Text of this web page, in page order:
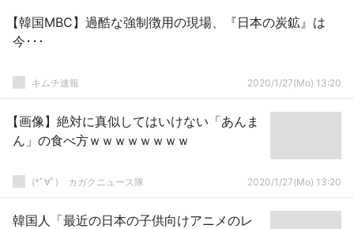
【韓国MBC】過酷な強制徴用の現場、『日本の炭鉱』は
今･･･
キムチ速報 2020/1/27(Mo) 13:20
【画像】絶対に真似してはいけない「あんま
ん」の食べ方ｗｗｗｗｗｗｗｗ
(*ﾟ∀ﾟ)ゞカガクニュース隊 2020/1/27(Mo) 13:20
韓国人「最近の日本の子供向けアニメのレ